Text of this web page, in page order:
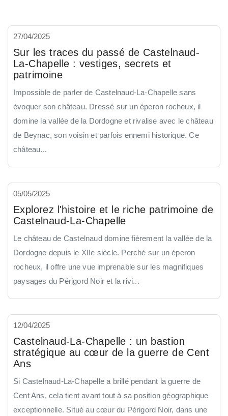
27/04/2025
Sur les traces du passé de Castelnaud-
La-Chapelle : vestiges, secrets et
patrimoine
Impossible de parler de Castelnaud-La-Chapelle sans
évoquer son château. Dressé sur un éperon rocheux, il
domine la vallée de la Dordogne et rivalise avec le château
de Beynac, son voisin et parfois ennemi historique. Ce
château...
05/05/2025
Explorez l'histoire et le riche patrimoine de
Castelnaud-La-Chapelle
Le château de Castelnaud domine fièrement la vallée de la
Dordogne depuis le XIIe siècle. Perché sur un éperon
rocheux, il offre une vue imprenable sur les magnifiques
paysages du Périgord Noir et la rivi...
12/04/2025
Castelnaud-La-Chapelle : un bastion
stratégique au cœur de la guerre de Cent
Ans
Si Castelnaud-La-Chapelle a brillé pendant la guerre de
Cent Ans, cela tient avant tout à sa position géographique
exceptionnelle. Situé au cœur du Périgord Noir, dans une